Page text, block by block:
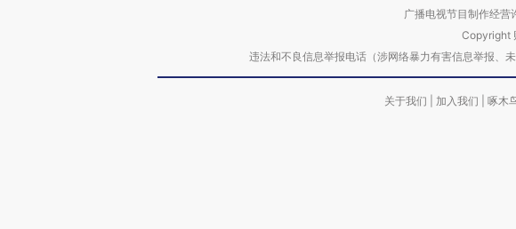
广播电视节目制作经
Copyright
违法和不良信息举报电话（涉网络暴力有害信息举报
关于我们 加入我们 啄木